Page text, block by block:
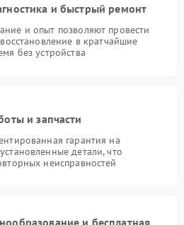
и быстрый ремонт
и опыт позволяют провести
в кратчайшие
без устройства
и запчасти
гарантия на
детали, что
неисправностей